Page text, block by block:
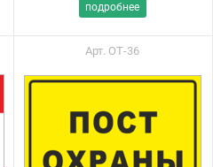
подробнее
Арт. ОТ-36